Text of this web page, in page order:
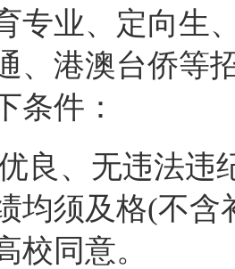
专业、定向生
、港澳台侨等
条件：
、无违法违
均须及格(不含
校同意。